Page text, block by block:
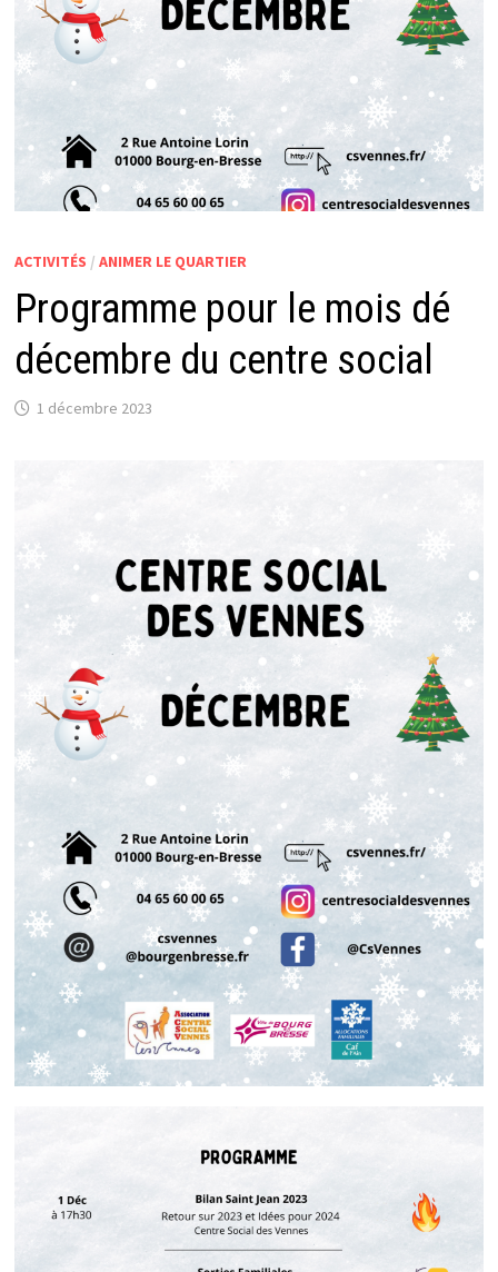
ACTIVITÉS / ANIMER LE QUARTIER
Programme pour le mois dé
décembre du centre social
1 décembre 2023